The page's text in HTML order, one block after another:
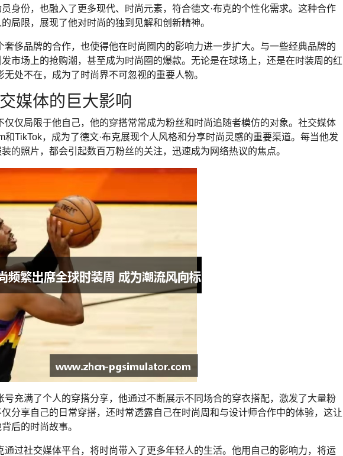
身份，也融入了更多现代、时尚元素，符合德文·布克的个性化需求。这种合作
局限，展现了他对时尚的独到见解和创新精神。
奢侈品牌的合作，也使得他在时尚圈内的影响力进一步扩大。与一些经典品牌的
市场上的抢购潮，甚至成为时尚圈的爆款。无论是在球场上，还是在时装周的红
无处不在，成为了时尚界不可忽视的重要人物。
媒体的巨大影响
仅仅局限于他自己，他的穿搭常常成为粉丝和时尚追随者模仿的对象。社交媒体
和TikTok，成为了德文·布克展现个人风格和分享时尚灵感的重要渠道。每当他发
的照片，都会引起数百万粉丝的关注，迅速成为网络热议的焦点。
号充满了个人的穿搭分享，他通过不断展示不同场合的穿衣搭配，激发了大量粉
分享自己的日常穿搭，还时常透露自己在时尚周和与设计师合作中的体验，这让
后的时尚故事。
通过社交媒体平台，将时尚带入了更多年轻人的生活。他用自己的影响力，将运